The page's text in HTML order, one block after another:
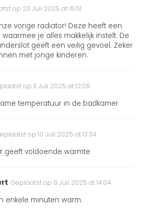
op 23 Juli 2025 at 15:51
vorige radiator! Deze heeft een
je alles makkelijk instelt. De
geeft een veilig gevoel. Zeker
met jonge kinderen.
op 11 Juli 2025 at 12:08
temperatuur in de badkamer
op 10 Juli 2025 at 13:34
geeft voldoende warmte
Geplaatst op 9 Juli 2025 at 14:04
enkele minuten warm.